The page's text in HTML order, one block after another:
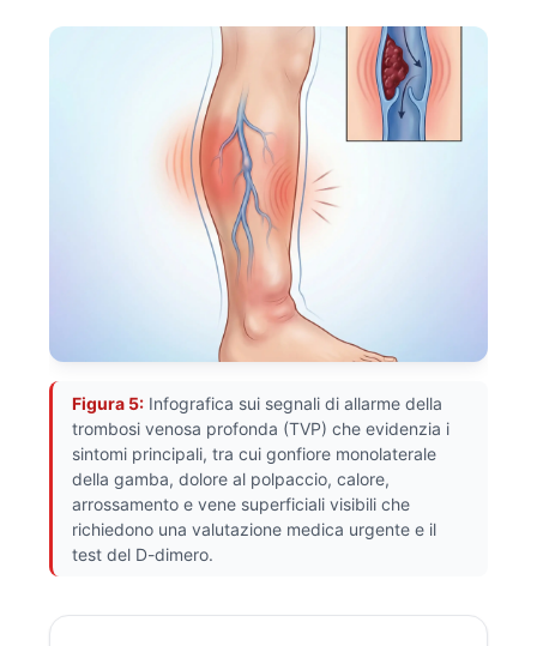
Figura 5: Infografica sui segnali di allarme della
trombosi venosa profonda (TVP) che evidenzia i
sintomi principali, tra cui gonfiore monolaterale
della gamba, dolore al polpaccio, calore,
arrossamento e vene superficiali visibili che
richiedono una valutazione medica urgente e il
test del D-dimero.
ភាសាខ្មែរ
አማርኛ
Українська
O‘zbekcha
Català
Galego